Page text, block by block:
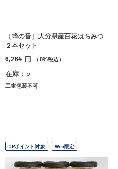
［蜂の音］大分県産百花はちみつ
２本セット
6,264 円 （8%税込）
在庫：○
二重包装不可
OPポイント対象 Web限定